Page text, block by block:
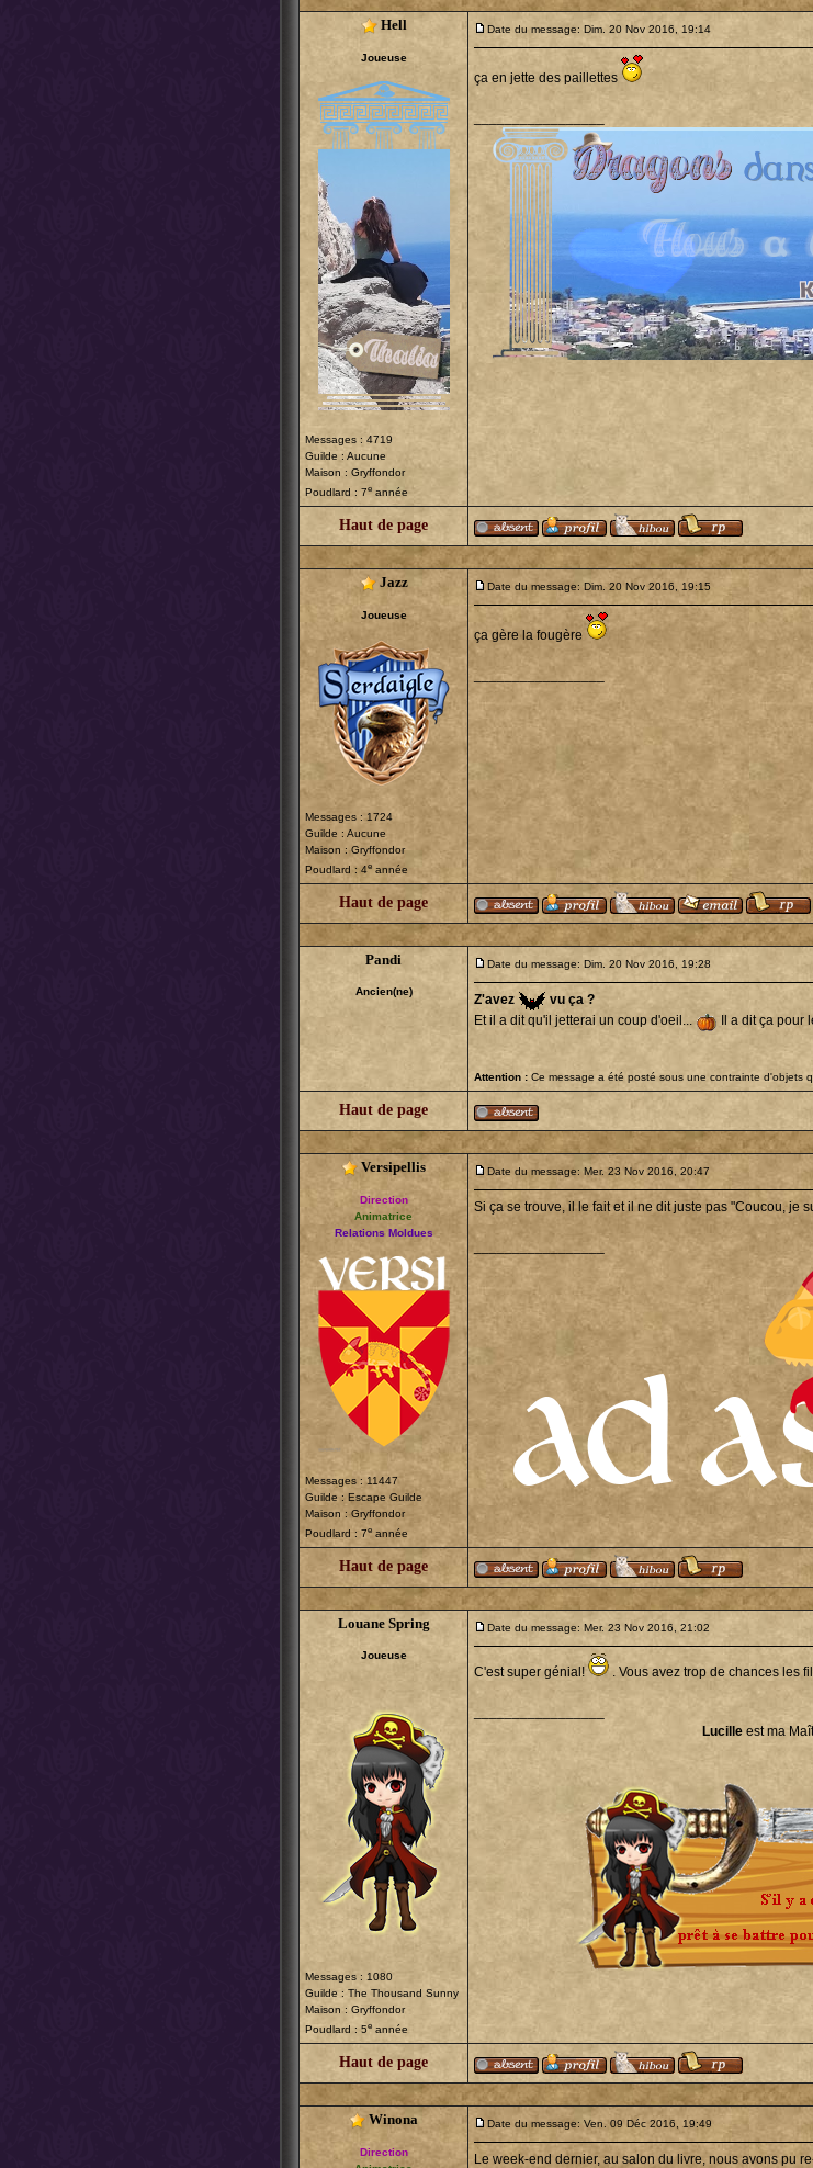
Hell
Joueuse
Messages : 4719
Guilde : Aucune
Maison : Gryffondor
Poudlard : 7e année
Date du message: Dim. 20 Nov 2016, 19:14
ça en jette des paillettes
_________________
Haut de page
Jazz
Joueuse
Messages : 1724
Guilde : Aucune
Maison : Gryffondor
Poudlard : 4e année
Date du message: Dim. 20 Nov 2016, 19:15
ça gère la fougère
_________________
Haut de page
Pandi
Ancien(ne)
Date du message: Dim. 20 Nov 2016, 19:28
Z'avez
vu ça ?
Et il a dit qu'il jetterai un coup d'oeil...
Il a dit ça pour
Attention : Ce message a été posté sous une contrainte d'objets
Haut de page
Versipellis
Direction
Animatrice
Relations Moldues
Messages : 11447
Guilde : Escape Guilde
Maison : Gryffondor
Poudlard : 7e année
Date du message: Mer. 23 Nov 2016, 20:47
Si ça se trouve, il le fait et il ne dit juste pas "Coucou, je
_________________
Haut de page
Louane Spring
Joueuse
Messages : 1080
Guilde : The Thousand Sunny
Maison : Gryffondor
Poudlard : 5e année
Date du message: Mer. 23 Nov 2016, 21:02
C'est super génial! . Vous avez trop de chances les
_________________
Lucille est ma
Haut de page
Winona
Direction
Date du message: Ven. 09 Déc 2016, 19:49
Le week-end dernier, au salon du livre, nous avons pu